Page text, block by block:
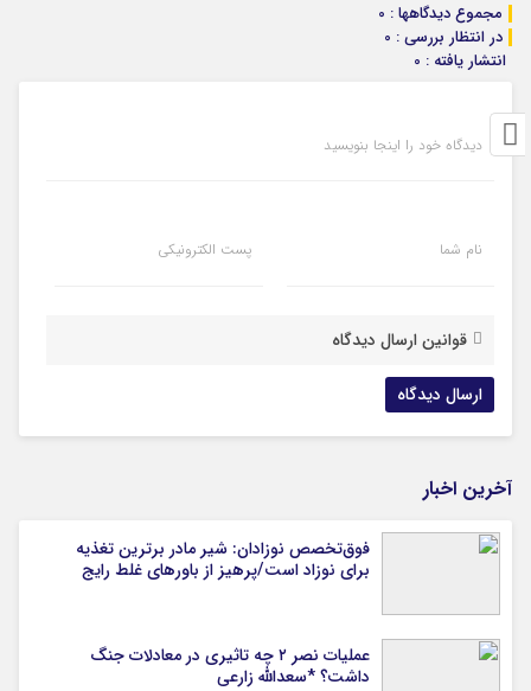
مجموع دیدگاهها : 0
در انتظار بررسی : 0
انتشار یافته : 0
دیدگاه خود را اینجا بنویسید
نام شما پست الکترونیکی
قوانین ارسال دیدگاه
آخرین اخبار
فوق‌تخصص نوزادان: شیر مادر برترین تغذیه
برای نوزاد است/پرهیز از باورهای غلط رایج
عملیات نصر ۲ چه تاثیری در معادلات جنگ
داشت؟ *سعدالله زارعی